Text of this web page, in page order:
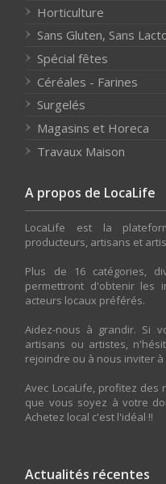
Horticulture
Sans Gluten, Sans
Spécial fêtes
Céréales - Farines
Surgelés
Magasins et Horeca
Travaux Maison
A propos de LocaLife
LocaLife est la
producteurs, artisans et
Plus de 16 catégories,
permettront d'obtenir les
acteurs locaux préférés.
Aidez-nous à grandir. Si
artisans ou artistes,
rejoindre ou à nous inviter
Avec LocaLife, profitez
que vous soyez à votre
Achetez local c'est l'idéal !!
Actualités récentes